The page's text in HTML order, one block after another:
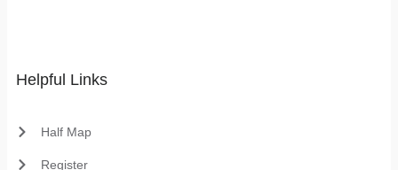
Helpful Links
Half Map
Register